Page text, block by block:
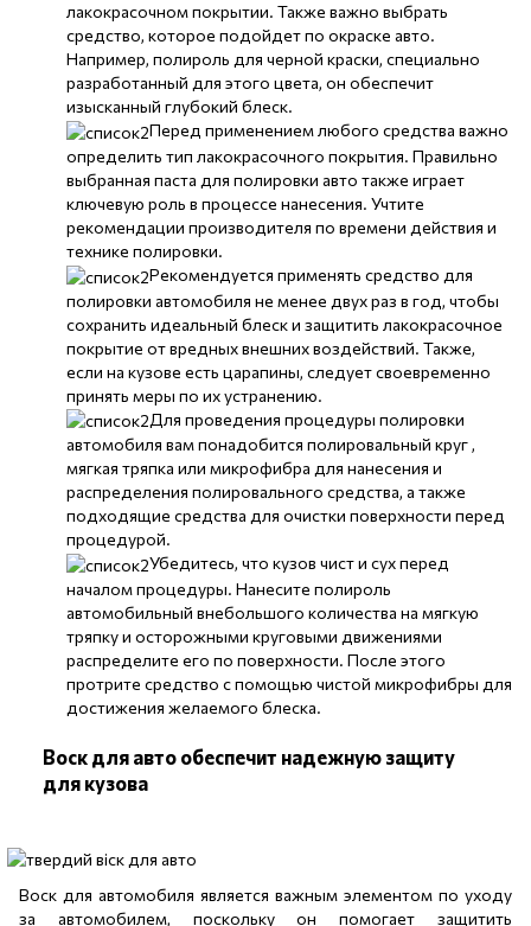
лакокрасочном покрытии. Также важно выбрать
средство, которое подойдет по окраске авто.
Например, полироль для черной краски, специально
разработанный для этого цвета, он обеспечит
изысканный глубокий блеск.
Перед применением любого средства важно
определить тип лакокрасочного покрытия. Правильно
выбранная паста для полировки авто также играет
ключевую роль в процессе нанесения. Учтите
рекомендации производителя по времени действия и
технике полировки.
Рекомендуется применять средство для
полировки автомобиля не менее двух раз в год, чтобы
сохранить идеальный блеск и защитить лакокрасочное
покрытие от вредных внешних воздействий. Также,
если на кузове есть царапины, следует своевременно
принять меры по их устранению.
Для проведения процедуры полировки
автомобиля вам понадобится полировальный круг ,
мягкая тряпка или микрофибра для нанесения и
распределения полировального средства, а также
подходящие средства для очистки поверхности перед
процедурой.
Убедитесь, что кузов чист и сух перед
началом процедуры. Нанесите полироль
автомобильный внебольшого количества на мягкую
тряпку и осторожными круговыми движениями
распределите его по поверхности. После этого
протрите средство с помощью чистой микрофибры для
достижения желаемого блеска.
Воск для авто обеспечит надежную защиту
для кузова
Воск для автомобиля является важным элементом по уходу
за автомобилем, поскольку он помогает защитить